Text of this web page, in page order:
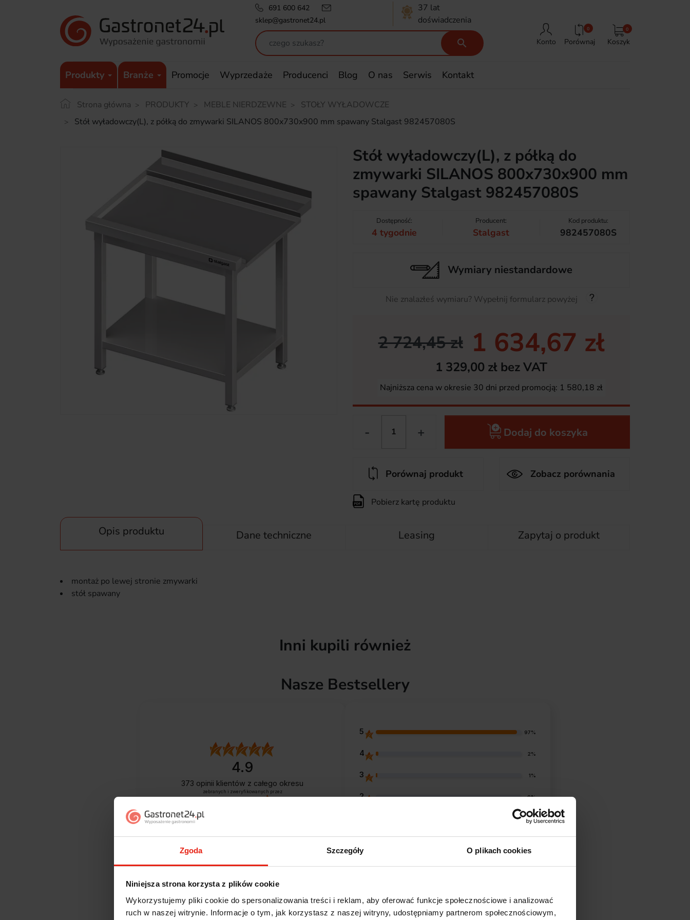
Zgoda Szczegóły O plikach cookies
Niniejsza strona korzysta z plików cookie
Wykorzystujemy pliki cookie do spersonalizowania treści i reklam, aby oferować funkcje społecznościowe i analizować
ruch w naszej witrynie. Informacje o tym, jak korzystasz z naszej witryny, udostępniamy partnerom społecznościowym,
691 600 642
sklep@gastronet24.pl
37 lat
doświadczenia
 Konto
0
Porównaj Koszyk
0
Produkty Branże Promocje Wyprzedaże Producenci Blog O nas Serwis Kontakt
Strona główna PRODUKTY MEBLE NIERDZEWNE
STOŁY WYŁADOWCZE
Stół wyładowczy(L), z półką do zmywarki SILANOS 800x730x900 mm spawany Stalgast 982457080S
Stół wyładowczy(L), z półką do
zmywarki SILANOS 800x730x900 mm
spawany Stalgast 982457080S
Dostępność:
4 tygodnie
Producent:
Stalgast
Kod produktu:
982457080S
Wymiary niestandardowe
Nie znalazłeś wymiaru? Wypełnij formularz powyżej
2 724,45 zł 1 634,67 zł
1 329,00 zł bez VAT
Najniższa cena w okresie 30 dni przed promocją: 1 580,18 zł
- + Dodaj do koszyka
Porównaj produkt Zobacz porównania
Pobierz kartę produktu
Opis produktu Dane techniczne Leasing Zapytaj o produkt
montaż po lewej stronie zmywarki
stół spawany
Inni kupili również
Nasze Bestsellery
4.9
373 opinii klientów z całego okresu
zebranych i zweryfikowanych przez
5 97%
4 2%
3 1%
2 0%
1%